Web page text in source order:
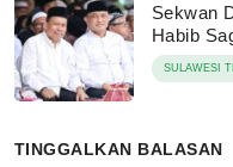
Sekwan
Habib
SULAWESI
TINGGALKAN BALASAN